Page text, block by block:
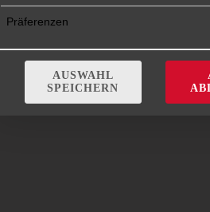
Präferenzen
AUSWAHL
SPEICHERN